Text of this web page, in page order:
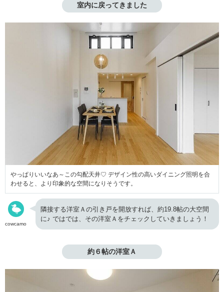
室内に戻ってきました
やっぱりいいなあ～この勾配天井♡ デザイン性の高いダイニング照明を合
わせると、より印象的な空間になりそうです。
cowcamo
隣接する洋室Ａの引き戸を開放すれば、約19.8帖の大空間
に♪ ではでは、その洋室Ａをチェックしていきましょう！
約６帖の洋室Ａ